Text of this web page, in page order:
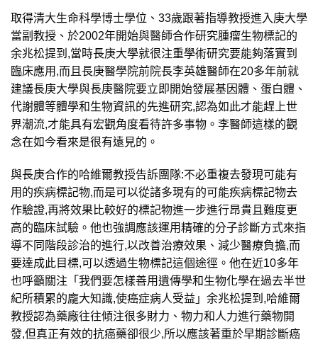
取得清大生命科學博士學位、33歲跟著指導教授進入庚大學
當副教授、於2002年開始與醫師合作研究腫瘤生物標記的
余兆松提到,當時長庚大學就很注重學術研究要能夠落實到
臨床應用,而且長庚醫學院前院長李英雄醫師在20多年前就
建議長庚大學與長庚醫院要立即開始發展基因體、蛋白體、
代謝體等體學和生物資訊的先進研究,認為如此才能趕上世
界潮流,才能具有宏觀角度看待許多事物。李醫師這樣的觀
念在如今看來是很有遠見的。
與長庚合作的哈維爾教授告訴團隊:不必重複去發現可能有
用的疾病標記物,而是可以從諸多現有的可能疾病標記物去
作驗證,再將效果比較好的標記物進一步進行昂貴且難度更
高的臨床試驗。他也強調應該運用精確的分子診斷方式來指
導不同階段診治的進行,以改善治療效果、減少醫療負擔,而
要達成此目標,可以透過生物標記這個途徑。他在近10多年
也呼籲關注「我們要怎樣善用遺傳學和生物化學在過去半世
紀所積累的龐大知識,使癌症病人受益」余兆松提到,哈維爾
教授認為藥廠往往傾注很多財力、物力和人力進行藥物開
發,但真正有效的抗癌藥卻很少,所以應該著重於早期診斷癌